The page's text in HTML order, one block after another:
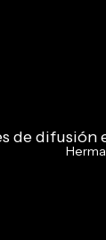
de difusión